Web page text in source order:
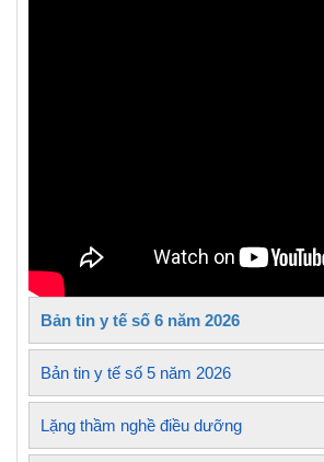
Bản tin y tế số 6 năm 2026
Bản tin y tế số 5 năm 2026
Lặng thầm nghề điều dưỡng